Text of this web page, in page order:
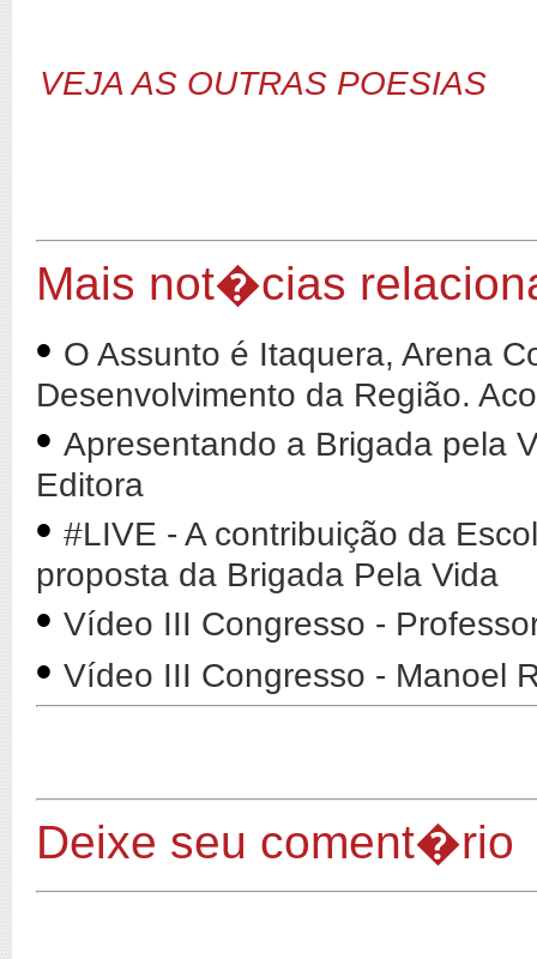
VEJA AS OUTRAS POESIAS
Mais not�cias
• O Assunto é Itaquera, Arena
Desenvolvimento da Região.
• Apresentando a Brigada pela
Editora
• #LIVE - A contribuição da
proposta da Brigada Pela Vida
• Vídeo III Congresso -
• Vídeo III Congresso - Manoel
Deixe seu coment�rio